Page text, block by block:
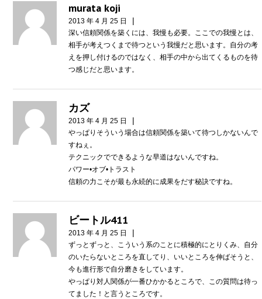
murata koji
2013 年 4 月 25 日 |
深い信頼関係を築くには、我慢も必要。ここでの我慢とは、
相手が考えつくまで待つという我慢だと思います。自分の考
えを押し付けるのではなく、相手の中から出てくるものを待
つ感じだと思います。
カズ
2013 年 4 月 25 日 |
やっぱりそういう場合は信頼関係を築いて待つしかないんで
すねぇ。
テクニックでできるような早道はないんですね。
パワー•オブ•トラスト
信頼の力こそが最も永続的に成果をだす秘訣ですね。
ビートル411
2013 年 4 月 25 日 |
ずっとずっと、こういう系のことに積極的にとりくみ、自分
のいたらないところを直してり、いいところを伸ばそうと、
今も進行形で自分磨きをしています。
やっぱり対人関係が一番ひかかるところで、この質問は待っ
てました！と言うところです。